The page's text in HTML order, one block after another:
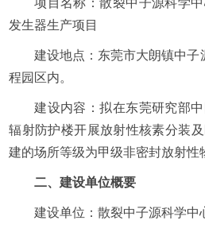
发生器生产项目
建设地点：东莞市大朗镇中
程园区内。
建设内容：拟在东莞研究部
辐射防护楼开展放射性核素分装
建的场所等级为甲级非密封放射性
二、建设单位概要
建设单位：散裂中子源科学中